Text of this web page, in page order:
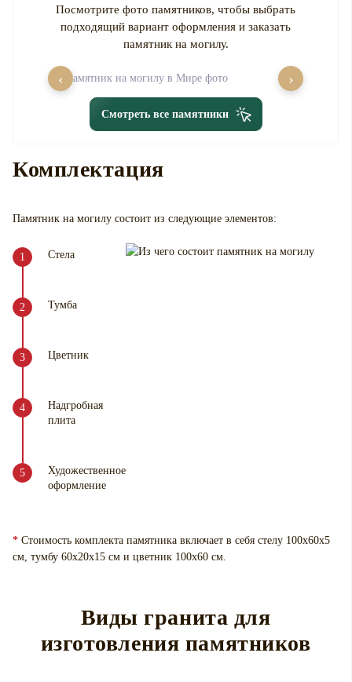
Посмотрите фото памятников, чтобы выбрать
подходящий вариант оформления и заказать
памятник на могилу.
‹ ›
Смотреть все памятники
Комплектация
Памятник на могилу состоит из следующие элементов:
Стела
Тумба
Цветник
Надгробная
плита
Художественное
оформление
* Стоимость комплекта памятника включает в себя стелу 100х60х5
см, тумбу 60х20х15 см и цветник 100х60 см.
Виды гранита для
изготовления памятников